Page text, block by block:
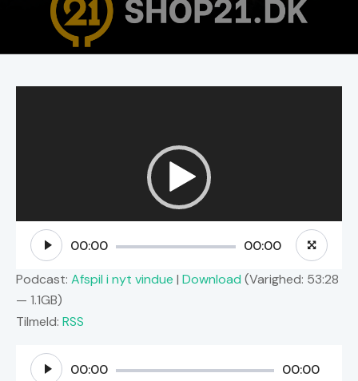
00:00
00:00
Podcast: Afspil i nyt vindue | Download (Varighed: 53:28
— 1.1GB)
Tilmeld: RSS
Lydafspiller
00:00
00:00